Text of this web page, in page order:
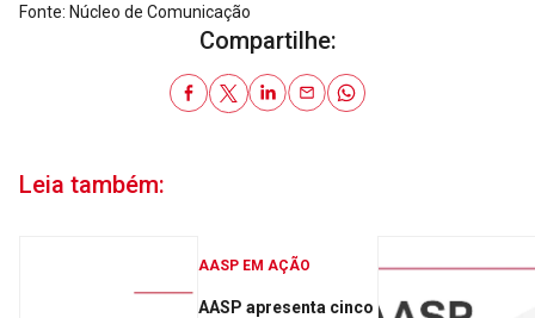
Fonte: Núcleo de Comunicação
Compartilhe:
Leia também:
AASP EM AÇÃO
AASP apresenta cinco